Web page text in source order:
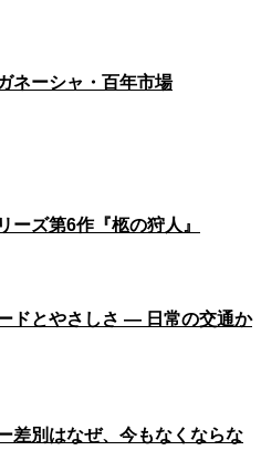
ネーシャ・百年市場
ーズ第6作『柩の狩人』
ドとやさしさ — 日常の交通か
差別はなぜ、今もなくならな